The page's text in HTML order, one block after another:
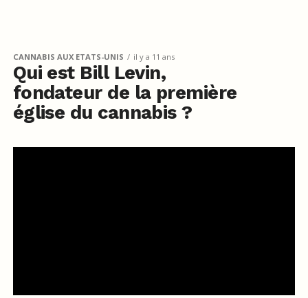
CANNABIS AUX ETATS-UNIS il y a 11 ans
Qui est Bill Levin,
fondateur de la première
église du cannabis ?